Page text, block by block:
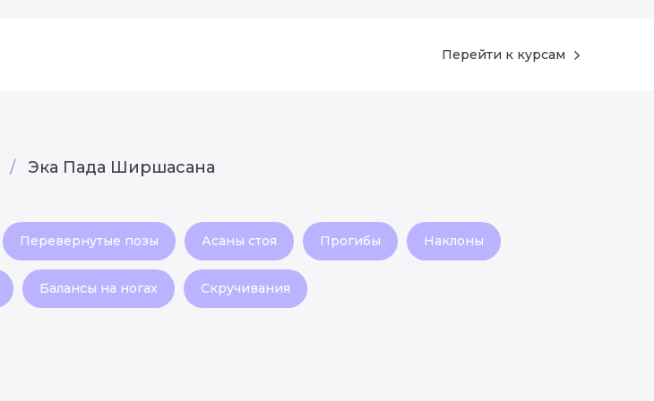
Перейти к курсам
/ Эка Пада Ширшасана
Перевернутые позы Асаны стоя Прогибы Наклоны
Балансы на ногах Скручивания